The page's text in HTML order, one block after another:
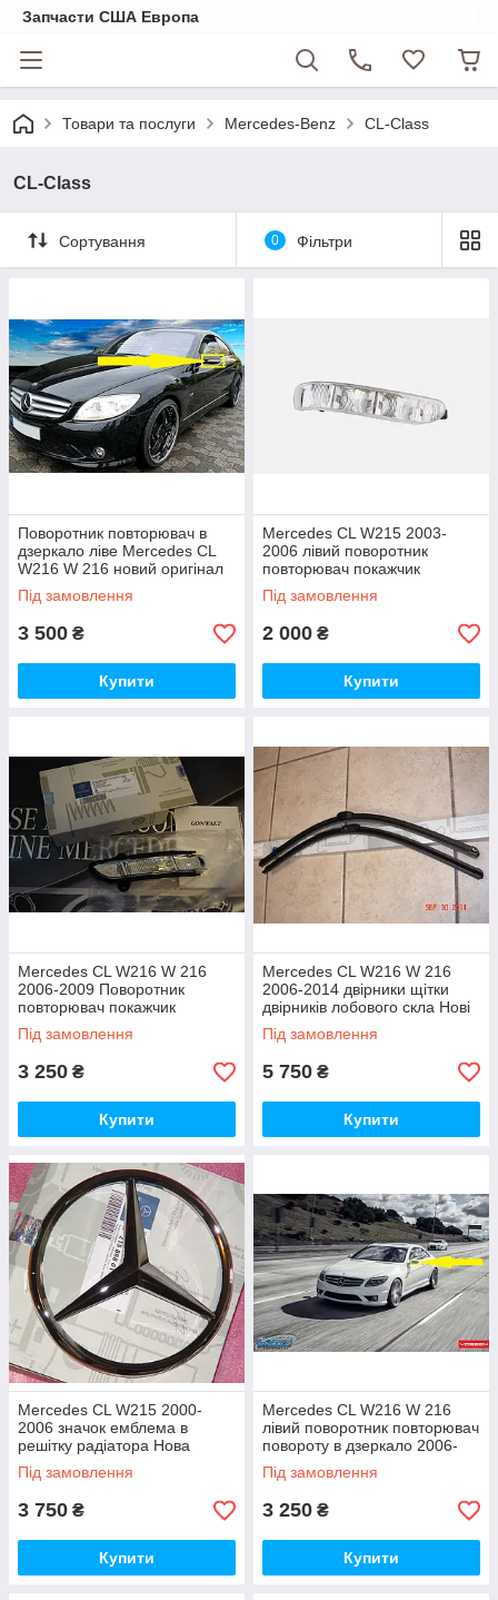
Запчасти США Европа
Товари та послуги Mercedes-Benz CL-Class
CL-Class
Сортування 0 Фільтри
Поворотник повторювач в
дзеркало ліве Mercedes CL
W216 W 216 новий оригінал
2006-2009
Під замовлення
3 500 ₴
Купити
Mercedes CL W215 2003-
2006 лівий поворотник
повторювач покажчик
повороту в дзеркало новий
Під замовлення
2 000 ₴
Купити
Mercedes CL W216 W 216
2006-2009 Поворотник
повторювач покажчик
повороту в праве дзеркало
Новий Оригінал
Під замовлення
3 250 ₴
Купити
Mercedes CL W216 W 216
2006-2014 двірники щітки
двірників лобового скла Нові
Оригінал
Під замовлення
5 750 ₴
Купити
Mercedes CL W215 2000-
2006 значок емблема в
решітку радіатора Нова
Оригінал
Під замовлення
3 750 ₴
Купити
Mercedes CL W216 W 216
лівий поворотник повторювач
повороту в дзеркало 2006-
2009 новий оригінал
Під замовлення
3 250 ₴
Купити